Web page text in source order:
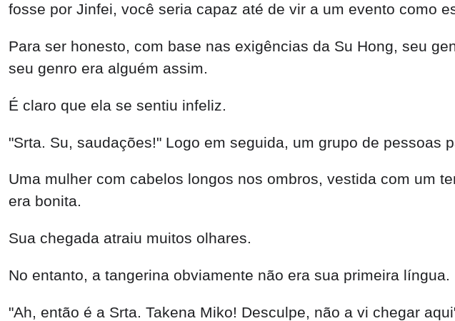
fosse por Jinfei, você seria capaz até de vir a um evento como
Para ser honesto, com base nas exigências da Su Hong, seu
seu genro era alguém assim.
É claro que ela se sentiu infeliz.
"Srta. Su, saudações!" Logo em seguida, um grupo de pessoas
Uma mulher com cabelos longos nos ombros, vestida com um
era bonita.
Sua chegada atraiu muitos olhares.
No entanto, a tangerina obviamente não era sua primeira língua.
"Ah, então é a Srta. Takena Miko! Desculpe, não a vi chegar